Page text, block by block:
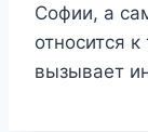
Софии, а
относится
вызывает